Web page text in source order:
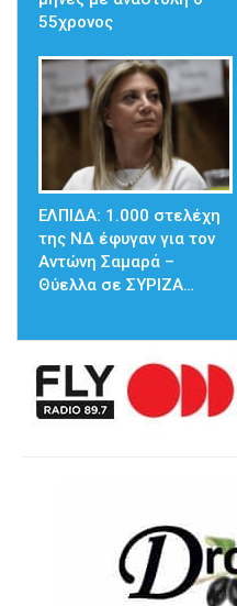
55χρονος
ΕΛΠΙΔΑ: 1.000 στελέχη
της ΝΔ έφυγαν για τον
Αντώνη Σαμαρά –
Θύελλα σε ΣΥΡΙΖΑ…